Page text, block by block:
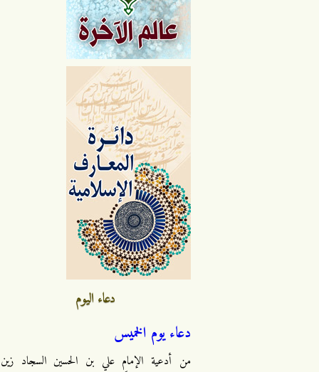
دعاء اليوم
دعاء يوم الخميس
من أدعية الإمام علي بن الحسين السجاد زين